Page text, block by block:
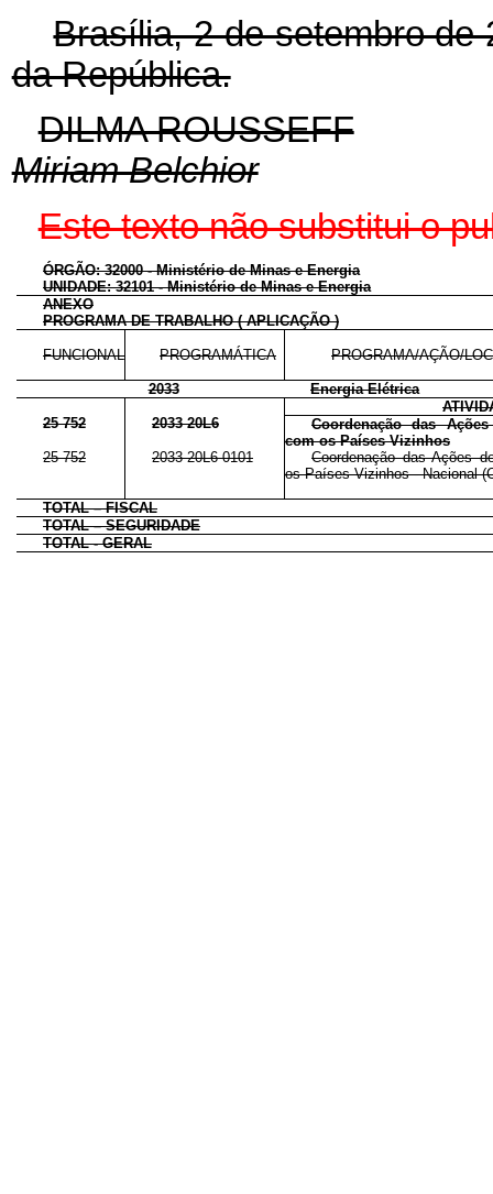
Brasília, 2 de setembro de
da República.
DILMA ROUSSEFF
Miriam Belchior
Este texto não substitui o
ÓRGÃO: 32000 - Ministério de Minas e Energia
UNIDADE: 32101 - Ministério de Minas e Energia
ANEXO
PROGRAMA DE TRABALHO ( APLICAÇÃO )
FUNCIONAL PROGRAMÁTICA PROGRAMA/AÇÃO/
2033
Energia Elétrica
25 752
2033 20L6
Coordenação das
com os Países Vizinhos
25 752
2033 20L6 0101
Coordenação das Ações
os Países Vizinhos - Nacional
TOTAL – FISCAL
TOTAL – SEGURIDADE
TOTAL - GERAL